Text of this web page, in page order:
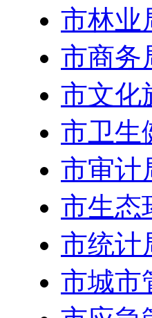
市林业
市商务
市文化
市卫生
市审计
市生态
市统计
市城市